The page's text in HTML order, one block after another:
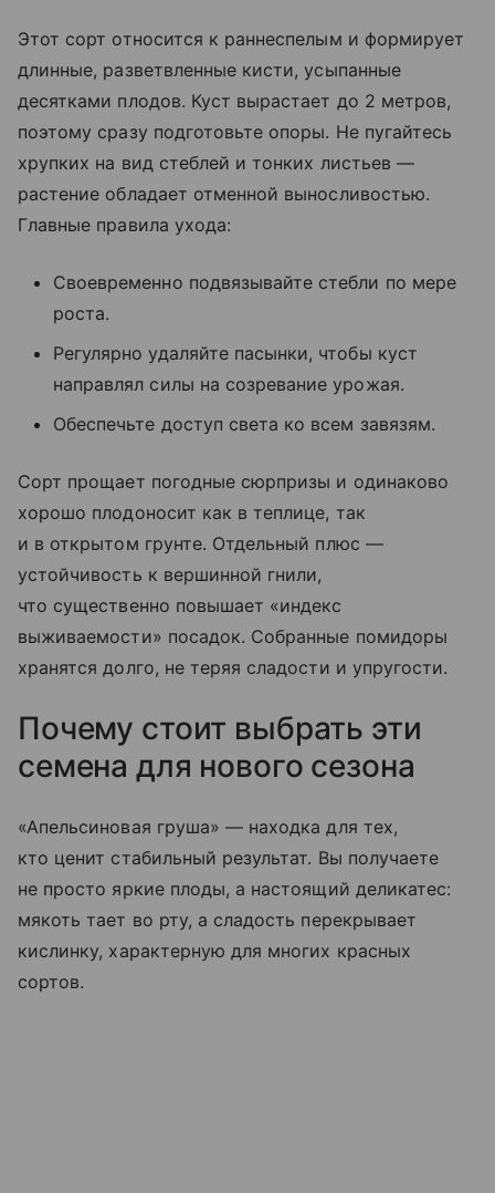
Этот сорт относится к раннеспелым и формирует
длинные, разветвленные кисти, усыпанные
десятками плодов. Куст вырастает до 2 метров,
поэтому сразу подготовьте опоры. Не пугайтесь
хрупких на вид стеблей и тонких листьев —
растение обладает отменной выносливостью.
Главные правила ухода:
Своевременно подвязывайте стебли по мере
роста.
Регулярно удаляйте пасынки, чтобы куст
направлял силы на созревание урожая.
Обеспечьте доступ света ко всем завязям.
Сорт прощает погодные сюрпризы и одинаково
хорошо плодоносит как в теплице, так
и в открытом грунте. Отдельный плюс —
устойчивость к вершинной гнили,
что существенно повышает «индекс
выживаемости» посадок. Собранные помидоры
хранятся долго, не теряя сладости и упругости.
Почему стоит выбрать эти
семена для нового сезона
«Апельсиновая груша» — находка для тех,
кто ценит стабильный результат. Вы получаете
не просто яркие плоды, а настоящий деликатес:
мякоть тает во рту, а сладость перекрывает
кислинку, характерную для многих красных
сортов.